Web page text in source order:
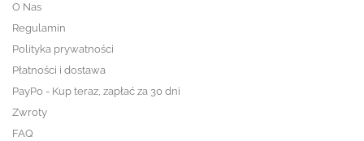
O Nas
Regulamin
Polityka prywatności
Płatności i dostawa
PayPo - Kup teraz, zapłać za 30 dni
Zwroty
FAQ